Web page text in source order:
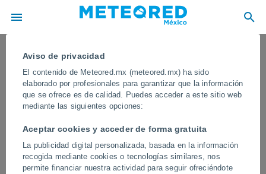
Aviso de privacidad
El contenido de Meteored.mx (meteored.mx) ha sido
elaborado por profesionales para garantizar que la información
que se ofrece es de calidad. Puedes acceder a este sitio web
mediante las siguientes opciones:
Aceptar cookies y acceder de forma gratuita
La publicidad digital personalizada, basada en la información
recogida mediante cookies o tecnologías similares, nos
permite financiar nuestra actividad para seguir ofreciéndote